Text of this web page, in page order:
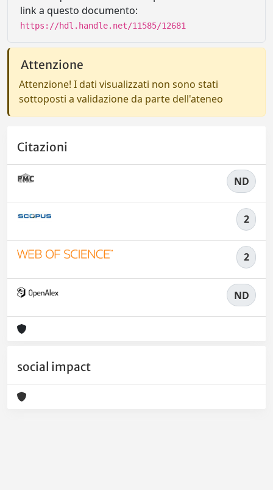
link a questo documento:
https://hdl.handle.net/11585/12681
Attenzione
Attenzione! I dati visualizzati non sono stati
sottoposti a validazione da parte dell'ateneo
Citazioni
ND
2
2
ND
social impact